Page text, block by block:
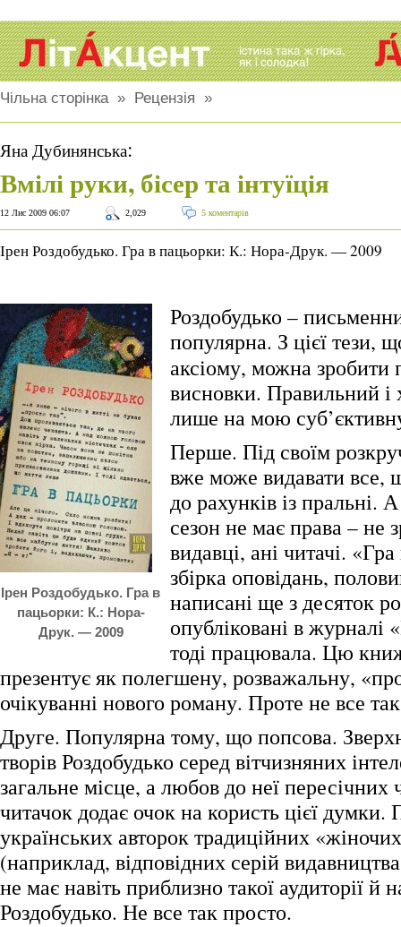
Чільна сторінка» Рецензія »
Яна Дубинянська:
Вмілі руки, бісер та інтуїція
12 Лис 2009 06:07 2,029 5 коментарів
Ірен Роздобудько. Гра в пацьорки: К.: Нора-Друк. — 2009
Ірен Роздобудько. Гра в
пацьорки: К.: Нора-
Друк. — 2009
Роздобудько –
популярна. З цієї тези,
аксіому, можна зробити
висновки. Правильний і
лише на мою
Перше. Під своїм
вже може видавати все,
до рахунків із пральні.
сезон не має права – не
видавці, ані читачі.
збірка оповідань,
написані ще з десяток
опубліковані в журналі
тоді працювала. Цю
презентує як полегшену, розважальну,
очікуванні нового роману. Проте не все
Друге. Популярна тому, що попсова.
творів Роздобудько серед вітчизняних
загальне місце, а любов до неї пересічних
читачок додає очок на користь цієї думки.
українських авторок традиційних
(наприклад, відповідних серій
не має навіть приблизно такої аудиторії й
Роздобудько. Не все так просто.